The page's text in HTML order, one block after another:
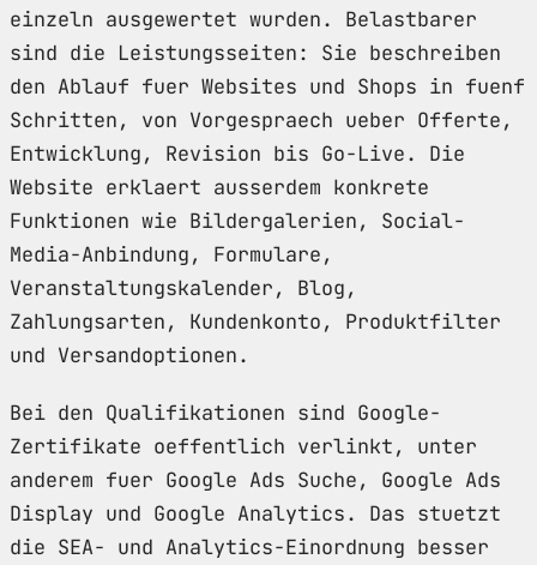
einzeln ausgewertet wurden. Belastbarer
sind die Leistungsseiten: Sie beschreiben
den Ablauf fuer Websites und Shops in fuenf
Schritten, von Vorgespraech ueber Offerte,
Entwicklung, Revision bis Go-Live. Die
Website erklaert ausserdem konkrete
Funktionen wie Bildergalerien, Social-
Media-Anbindung, Formulare,
Veranstaltungskalender, Blog,
Zahlungsarten, Kundenkonto, Produktfilter
und Versandoptionen.
Bei den Qualifikationen sind Google-
Zertifikate oeffentlich verlinkt, unter
anderem fuer Google Ads Suche, Google Ads
Display und Google Analytics. Das stuetzt
die SEA- und Analytics-Einordnung besser